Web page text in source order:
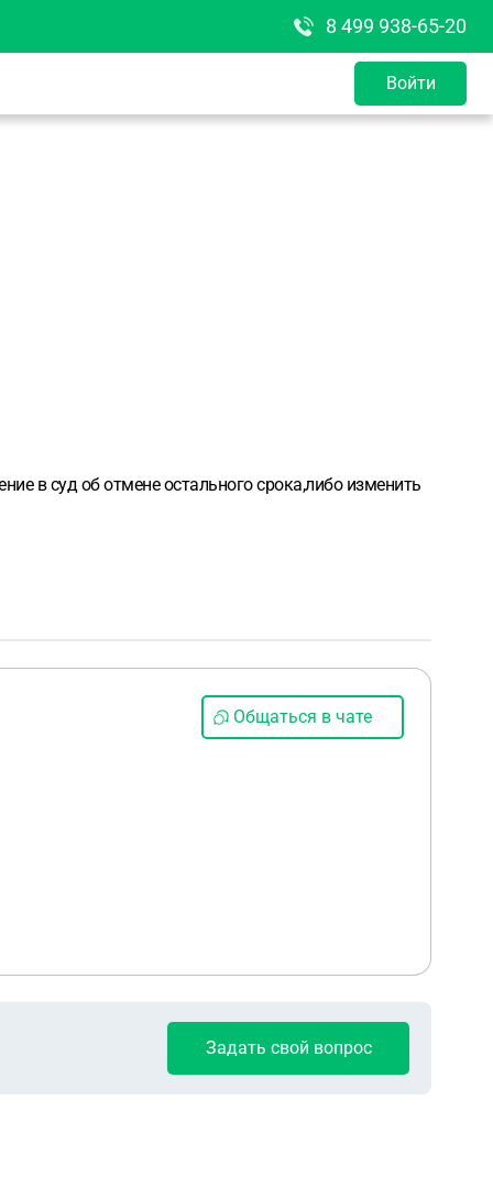
8 499 938-65-20
Войти
в суд об отмене остального срока,либо изменить
Общаться в чате
Задать свой вопрос